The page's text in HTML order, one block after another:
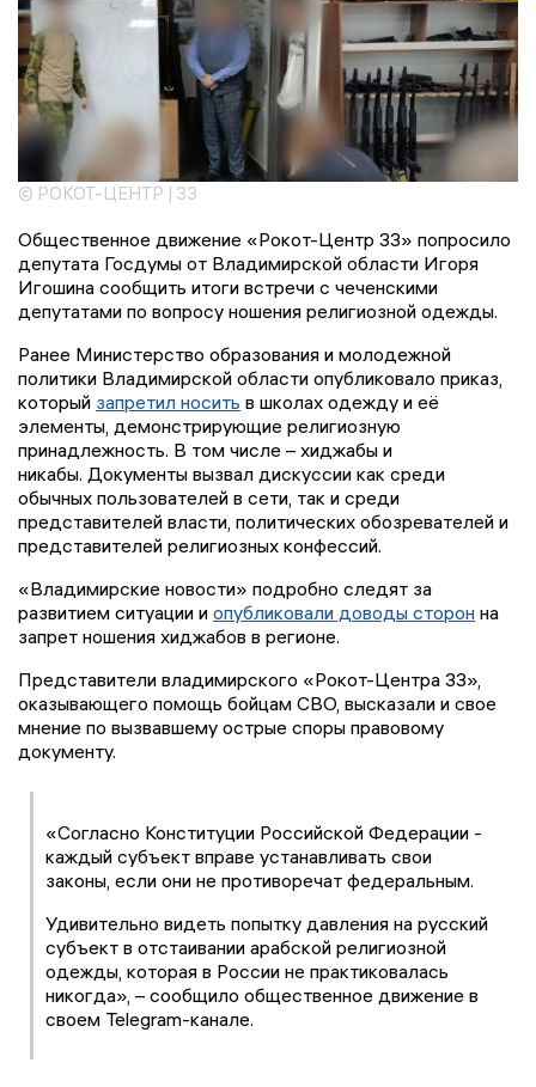
© РОКОТ-ЦЕНТР | 33
Общественное движение «Рокот-Центр 33» попросило
депутата Госдумы от Владимирской области Игоря
Игошина сообщить итоги встречи с чеченскими
депутатами по вопросу ношения религиозной одежды.
Ранее Министерство образования и молодежной
политики Владимирской области опубликовало приказ,
который запретил носить в школах одежду и её
элементы, демонстрирующие религиозную
принадлежность. В том числе – хиджабы и
никабы. Документы вызвал дискуссии как среди
обычных пользователей в сети, так и среди
представителей власти, политических обозревателей и
представителей религиозных конфессий.
«Владимирские новости» подробно следят за
развитием ситуации и опубликовали доводы сторон на
запрет ношения хиджабов в регионе.
Представители владимирского «Рокот-Центра 33»,
оказывающего помощь бойцам СВО, высказали и свое
мнение по вызвавшему острые споры правовому
документу.
«Согласно Конституции Российской Федерации -
каждый субъект вправе устанавливать свои
законы, если они не противоречат федеральным.
Удивительно видеть попытку давления на русский
субъект в отстаивании арабской религиозной
одежды, которая в России не практиковалась
никогда», – сообщило общественное движение в
своем Telegram-канале.